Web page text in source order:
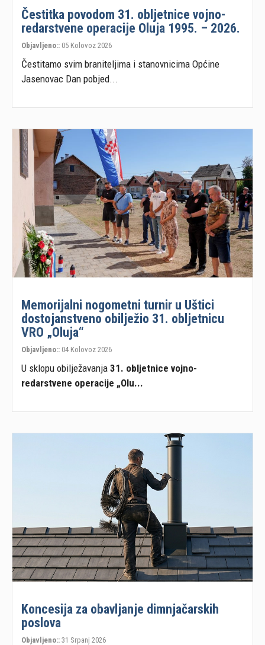
Čestitka povodom 31. obljetnice vojno-
redarstvene operacije Oluja 1995. – 2026.
Objavljeno:: 05 Kolovoz 2026
Čestitamo svim braniteljima i stanovnicima Općine
Jasenovac Dan pobjed...
Memorijalni nogometni turnir u Uštici
dostojanstveno obilježio 31. obljetnicu
VRO „Oluja“
Objavljeno:: 04 Kolovoz 2026
U sklopu obilježavanja 31. obljetnice vojno-
redarstvene operacije „Olu...
Koncesija za obavljanje dimnjačarskih
poslova
Objavljeno:: 31 Srpanj 2026